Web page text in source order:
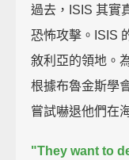
過去，ISIS 其實
恐怖攻擊。ISIS
敘利亞的領地。
根據布魯金斯學
嘗試嚇退他們在
"They want to